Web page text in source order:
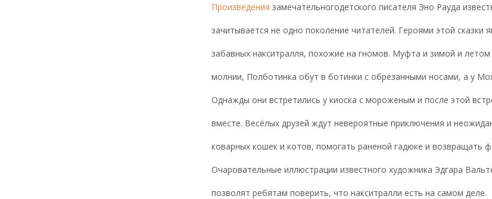
Произведения замечательногодетского писателя Эно Рауда
зачитывается не одно поколение читателей. Героями этой сказки
забавных накситралля, похожие на гномов. Муфта и зимой и
молнии, Полботинка обут в ботинки с обрезанными носами, а у
Однажды они встретились у киоска с мороженым и после этой
вместе. Весёлых друзей ждут невероятные приключения и
коварных кошек и котов, помогать раненой гадюке и возвращать
Очаровательные иллюстрации известного художника Эдгара
позволят ребятам поверить, что накситралли есть на самом деле.